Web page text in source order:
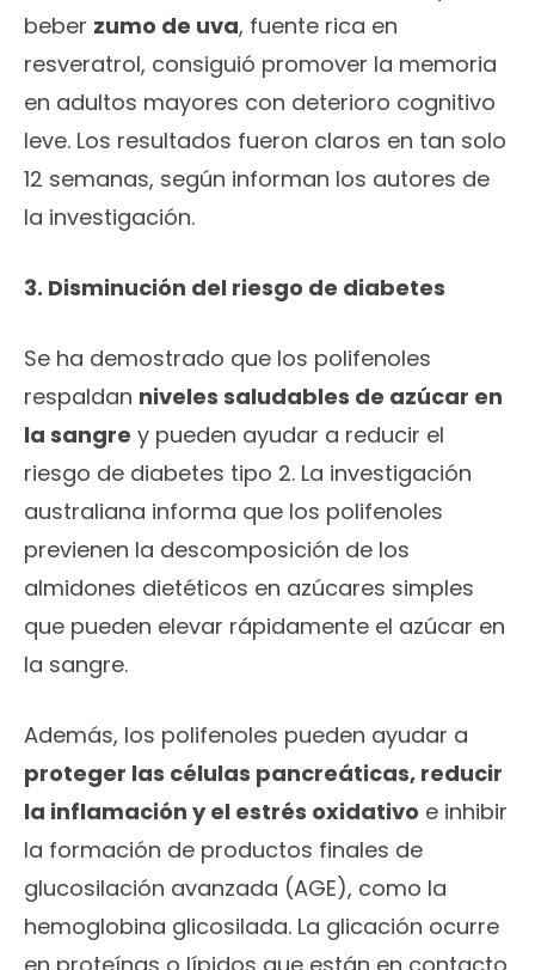
beber zumo de uva, fuente rica en
resveratrol, consiguió promover la memoria
en adultos mayores con deterioro cognitivo
leve. Los resultados fueron claros en tan solo
12 semanas, según informan los autores de
la investigación.
3. Disminución del riesgo de diabetes
Se ha demostrado que los polifenoles
respaldan niveles saludables de azúcar en
la sangre y pueden ayudar a reducir el
riesgo de diabetes tipo 2. La investigación
australiana informa que los polifenoles
previenen la descomposición de los
almidones dietéticos en azúcares simples
que pueden elevar rápidamente el azúcar en
la sangre.
Además, los polifenoles pueden ayudar a
proteger las células pancreáticas, reducir
la inflamación y el estrés oxidativo e inhibir
la formación de productos finales de
glucosilación avanzada (AGE), como la
hemoglobina glicosilada. La glicación ocurre